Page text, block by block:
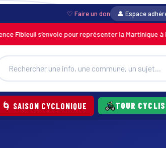
♡ Faire un don 👤 Espace
Fibleuil s’envole pour représenter la Martinique à
🌀 SAISON CYCLONIQUE TOUR